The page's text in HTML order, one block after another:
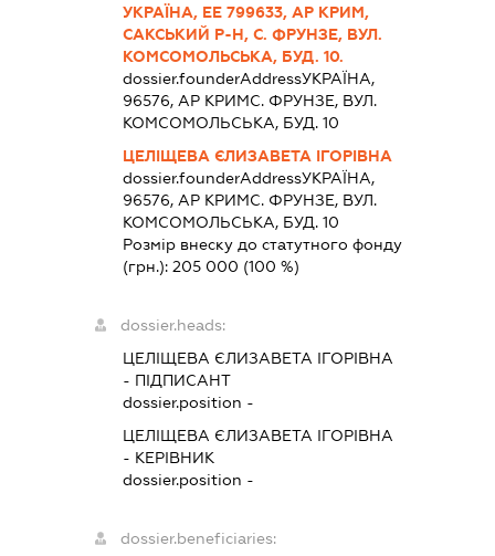
УКРАЇНА, ЕЕ 799633, АР КРИМ,
САКСЬКИЙ Р-Н, С. ФРУНЗЕ, ВУЛ.
КОМСОМОЛЬСЬКА, БУД. 10.
dossier.founderAddressУКРАЇНА,
96576, АР КРИМС. ФРУНЗЕ, ВУЛ.
КОМСОМОЛЬСЬКА, БУД. 10
ЦЕЛІЩЕВА ЄЛИЗАВЕТА ІГОРІВНА
dossier.founderAddressУКРАЇНА,
96576, АР КРИМС. ФРУНЗЕ, ВУЛ.
КОМСОМОЛЬСЬКА, БУД. 10
Розмір внеску до статутного фонду
(грн.): 205 000 (100 %)
dossier.heads:
ЦЕЛІЩЕВА ЄЛИЗАВЕТА ІГОРІВНА
- ПІДПИСАНТ
dossier.position -
ЦЕЛІЩЕВА ЄЛИЗАВЕТА ІГОРІВНА
- КЕРІВНИК
dossier.position -
dossier.beneficiaries: